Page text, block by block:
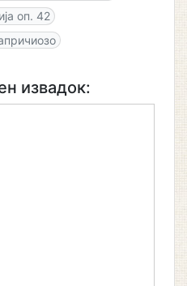
оп. 42
извадок: